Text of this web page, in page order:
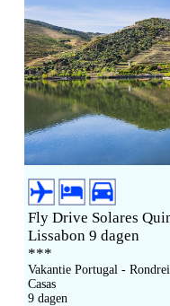
Fly Drive Solares
Lissabon 9 dagen
***
Vakantie Portugal -
Casas
9 dagen